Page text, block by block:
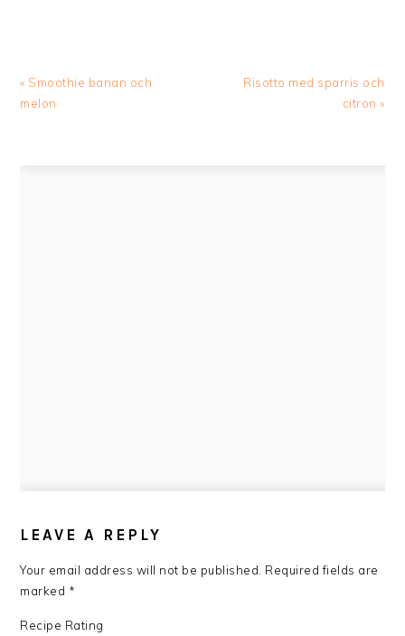
Previous
Post:
« Smoothie banan och
melon
Next
Risotto med sparris och
citron »
INTERACTIONS
LEAVE A REPLY
Your email address will not be published. Required fields are
marked *
Recipe Rating